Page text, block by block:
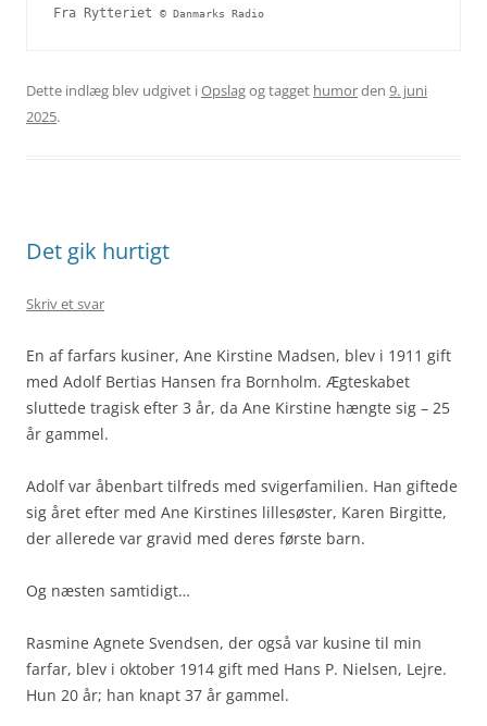
Fra Rytteriet © Danmarks Radio
Dette indlæg blev udgivet iOpslagog tagget humorden 9. juni
2025.
Det gik hurtigt
Skriv et svar
En af farfars kusiner, Ane Kirstine Madsen, blev i 1911 gift
med Adolf Bertias Hansen fra Bornholm. Ægteskabet
sluttede tragisk efter 3 år, da Ane Kirstine hængte sig – 25
år gammel.
Adolf var åbenbart tilfreds med svigerfamilien. Han giftede
sig året efter med Ane Kirstines lillesøster, Karen Birgitte,
der allerede var gravid med deres første barn.
Og næsten samtidigt…
Rasmine Agnete Svendsen, der også var kusine til min
farfar, blev i oktober 1914 gift med Hans P. Nielsen, Lejre.
Hun 20 år; han knapt 37 år gammel.